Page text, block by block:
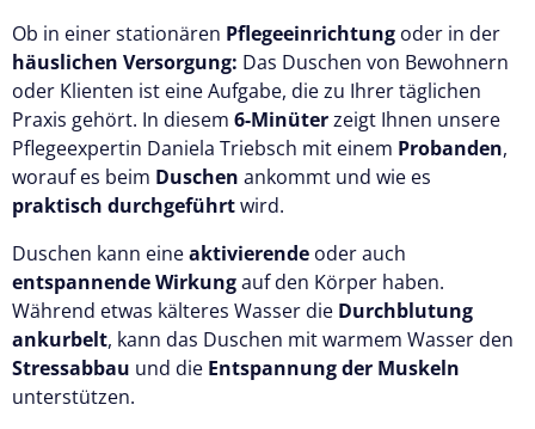
Ob in einer stationären Pflegeeinrichtung oder in der
häuslichen Versorgung: Das Duschen von Bewohnern
oder Klienten ist eine Aufgabe, die zu Ihrer täglichen
Praxis gehört. In diesem 6-Minüterzeigt Ihnen unsere
Pflegeexpertin Daniela Triebsch mit einem Probanden,
worauf es beim Duschen ankommt und wie es
praktisch durchgeführtwird.
Duschen kann eineaktivierende oder auch
entspannende Wirkungauf den Körper haben.
Während etwas kälteres Wasser die Durchblutung
ankurbelt, kann das Duschen mit warmem Wasser den
Stressabbau und die Entspannung der Muskeln
unterstützen.